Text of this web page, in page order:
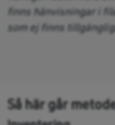
finns hänvisningar i
som ej finns
Så här går